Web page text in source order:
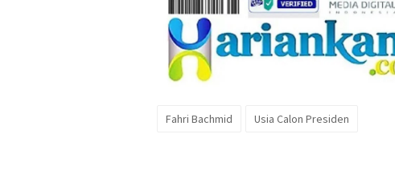
Fahri Bachmid Usia Calon Presiden